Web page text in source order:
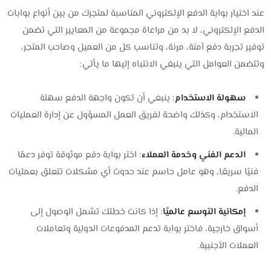
عند اختيار بوابة الدفع الإلكتروني المناسبة لمتجرك من بين أنواع بوابات
الدفع الإلكتروني، لا بد من مراعاة مجموعة من المعايير التي تضمن
توفير تجربة دفع آمنة، مرنة، وتناسب كل من العميل وصاحب المتجر،
وتتضمن العوامل التي ينبغي الانتباه إليها ما يأتي:
سهولة الاستخدام: ينبغي أن تكون واجهة الدفع سهلة
الاستخدام، وكذلك واضحة لفريق العمل المسؤول عن إدارة العمليات
المالية.
الدعم الفني وخدمة العملاء: اختر بوابة دفع موثوقة توفر دعمًا
فنيًا سريعًا، وهو عامل حاسم عند حدوث أي مشكلات تتعلق بعمليات
الدفع.
إمكانية التوسع عالميًا: إذا كانت خطتك تشمل الوصول إلى
أسواق خارجية، فاختر بوابة تدعم المدفوعات الدولية وتعاملات
العملات الأجنبية.